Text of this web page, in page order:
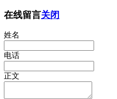
在线留言关闭
姓名
电话
正文